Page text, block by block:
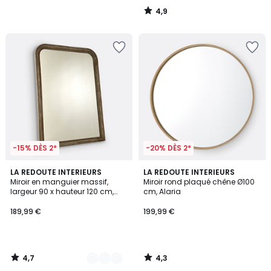
4,9
/
-15% DÈS 2*
LA REDOUTE INTERIEURS
Miroir en manguier massif,
largeur 90 x hauteur 120 cm,
189,99 €
4,7
/ 5
2
Couleurs
4,7
/
-20% DÈS 2*
LA REDOUTE INTERIEURS
Miroir rond plaqué chêne Ø100
cm, Alaria
199,99 €
4,3
/ 5
4,3
/